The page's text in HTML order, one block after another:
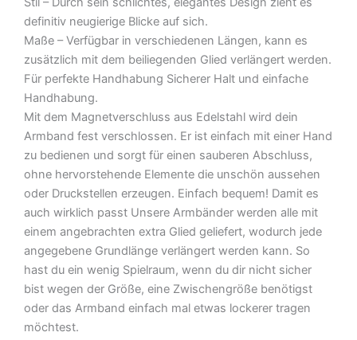
definitiv neugierige Blicke auf sich.
Maße – Verfügbar in verschiedenen Längen, kann es
zusätzlich mit dem beiliegenden Glied verlängert werden.
Für perfekte Handhabung Sicherer Halt und einfache
Handhabung.
Mit dem Magnetverschluss aus Edelstahl wird dein
Armband fest verschlossen. Er ist einfach mit einer Hand
zu bedienen und sorgt für einen sauberen Abschluss,
ohne hervorstehende Elemente die unschön aussehen
oder Druckstellen erzeugen. Einfach bequem! Damit es
auch wirklich passt Unsere Armbänder werden alle mit
einem angebrachten extra Glied geliefert, wodurch jede
angegebene Grundlänge verlängert werden kann. So
hast du ein wenig Spielraum, wenn du dir nicht sicher
bist wegen der Größe, eine Zwischengröße benötigst
oder das Armband einfach mal etwas lockerer tragen
möchtest.